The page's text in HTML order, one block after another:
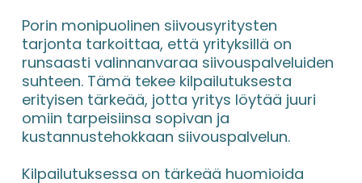
Porin monipuolinen siivousyritysten
tarjonta tarkoittaa, että yrityksillä on
runsaasti valinnanvaraa siivouspalveluiden
suhteen. Tämä tekee kilpailutuksesta
erityisen tärkeää, jotta yritys löytää juuri
omiin tarpeisiinsa sopivan ja
kustannustehokkaan siivouspalvelun.
Kilpailutuksessa on tärkeää huomioida